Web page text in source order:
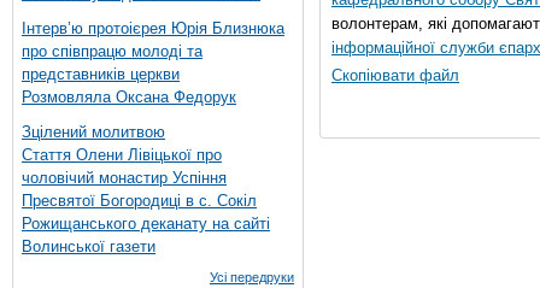
Інтерв’ю протоієрея Юрія Близнюка
про співпрацю молоді та
представників церкви
Розмовляла Оксана Федорук
Зцілений молитвою
Стаття Олени Лівіцької про
чоловічий монастир Успіння
Пресвятої Богородиці в с. Сокіл
Рожищанського деканату на сайті
Волинської газети
Усі передруки
волонтерам, які
інформаційної служби
Скопіювати файл